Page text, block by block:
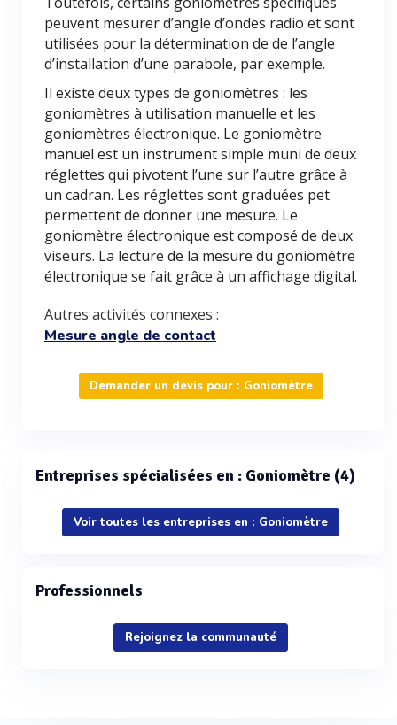
peuvent mesurer d’angle d’ondes radio et sont
utilisées pour la détermination de de l’angle
d’installation d’une parabole, par exemple.
Il existe deux types de goniomètres : les
goniomètres à utilisation manuelle et les
goniomètres électronique. Le goniomètre
manuel est un instrument simple muni de deux
réglettes qui pivotent l’une sur l’autre grâce à
un cadran. Les réglettes sont graduées pet
permettent de donner une mesure. Le
goniomètre électronique est composé de deux
viseurs. La lecture de la mesure du goniomètre
électronique se fait grâce à un affichage digital.
Autres activités connexes :
Mesure angle de contact
Demander un devis pour : Goniomètre
Entreprises spécialisées en : Goniomètre (4)
Voir toutes les entreprises en : Goniomètre
Professionnels
Rejoignez la communauté